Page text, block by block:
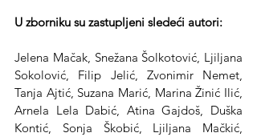
U zborniku su zastupljeni sledeći autori:
Jelena Mačak, Snežana Šolkotović, Ljiljana
Sokolović, Filip Jelić, Zvonimir Nemet,
Tanja Ajtić, Suzana Marić, Marina Žinić Ilić,
Arnela Lela Dabić, Atina Gajdoš, Duška
Kontić, Sonja Škobić, Ljiljana Mačkić,